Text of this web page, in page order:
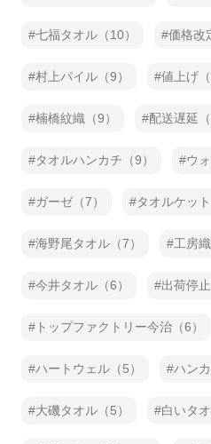
七福タオル（10） 価格改
村上パイル（9） 値上げ（
楠橋紋織（9） 配送遅延（
タオルハンカチ（9） ウ
ガーゼ（7） タオルケット
海野尾タオル（7） 工房
今井タオル（6） 出荷停止
トップファクトリー今治（6）
ハートウェル（5） ハンカ
大磯タオル（5） 白いタ